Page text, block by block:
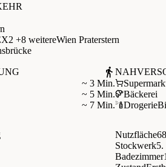
+8 weitereWien Praterstern
~ 3 Min.
~ 5 Min.
~ 7 Min.
Bäckerei
Drogerie
Nutzfläche
Stockwerk5.
Badezimmer